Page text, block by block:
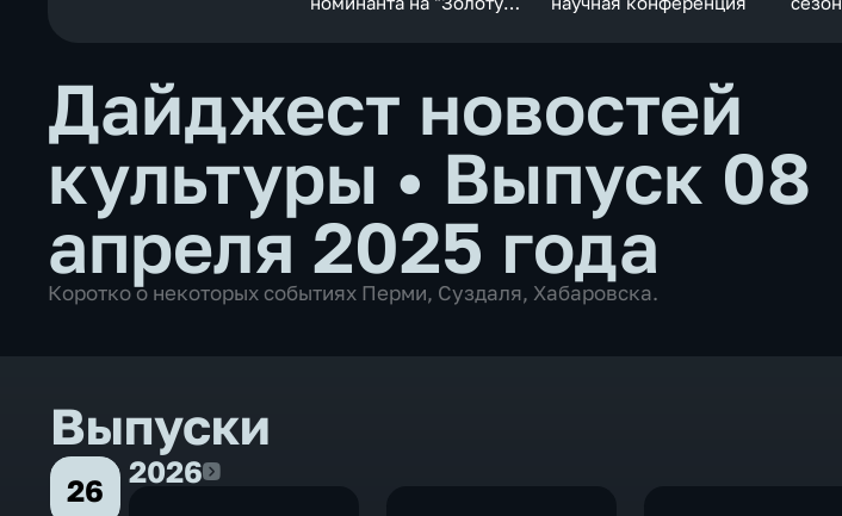
Дайджест новостей
культуры • Выпуск 08
апреля 2025 года
Коротко о некоторых событиях Перми, Суздаля, Хабаровска.
Выпуски
26
20262026